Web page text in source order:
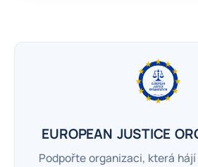
EUROPEAN JUSTICE
Podpořte organizaci, která